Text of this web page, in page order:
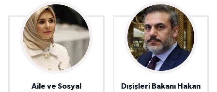
Aile ve Sosyal
Dışişleri Bakanı Hakan